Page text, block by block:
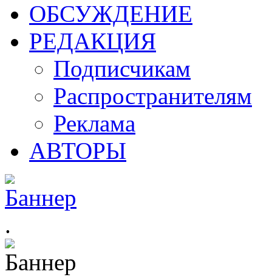
ОБСУЖДЕНИЕ
РЕДАКЦИЯ
Подписчикам
Распространителям
Реклама
АВТОРЫ
.